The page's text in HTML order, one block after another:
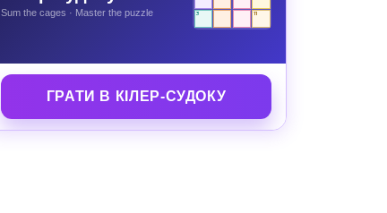
Sum the cages · Master the puzzle 3 11
ГРАТИ В КІЛЕР-СУДОКУ